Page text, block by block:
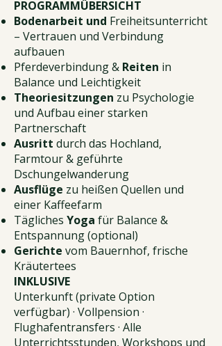
PROGRAMMÜBERSICHT
Bodenarbeit und Freiheitsunterricht
– Vertrauen und Verbindung
aufbauen
Pferdeverbindung & Reiten in
Balance und Leichtigkeit
Theoriesitzungen zu Psychologie
und Aufbau einer starken
Partnerschaft
Ausritt durch das Hochland,
Farmtour & geführte
Dschungelwanderung
Ausflüge zu heißen Quellen und
einer Kaffeefarm
Tägliches Yoga für Balance &
Entspannung (optional)
Gerichte vom Bauernhof, frische
Kräutertees
INKLUSIVE
Unterkunft (private Option
verfügbar) · Vollpension ·
Flughafentransfers · Alle
Unterrichtsstunden, Workshops und